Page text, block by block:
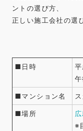
ントの選び方、
正しい施工会社の選
■日時
■マンション名
■場所
※